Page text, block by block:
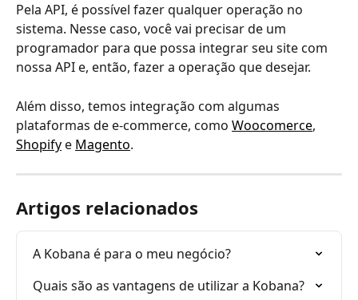
Pela API, é possível fazer qualquer operação no
sistema. Nesse caso, você vai precisar de um
programador para que possa integrar seu site com
nossa API e, então, fazer a operação que desejar.
Além disso, temos integração com algumas
plataformas de e-commerce, como Woocomerce,
Shopify e Magento.
Artigos relacionados
A Kobana é para o meu negócio?
Quais são as vantagens de utilizar a Kobana?